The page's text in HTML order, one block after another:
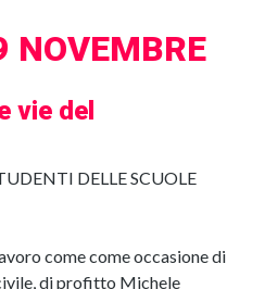
NOVEMBRE
vie del
DELLE SCUOLE
come come occasione di
di profitto Michele